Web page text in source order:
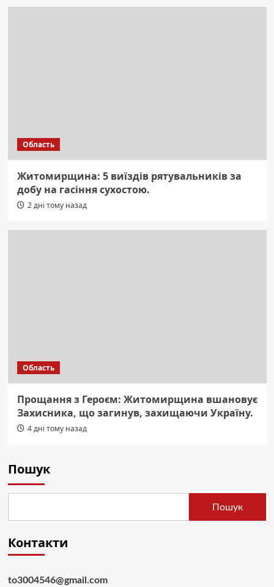
Область
Житомирщина: 5 виїздів рятувальників за
добу на гасіння сухостою.
2 дні тому назад
Область
Прощання з Героєм: Житомирщина вшановує
Захисника, що загинув, захищаючи Україну.
4 дні тому назад
Пошук
Пошук
Контакти
to3004546@gmail.com